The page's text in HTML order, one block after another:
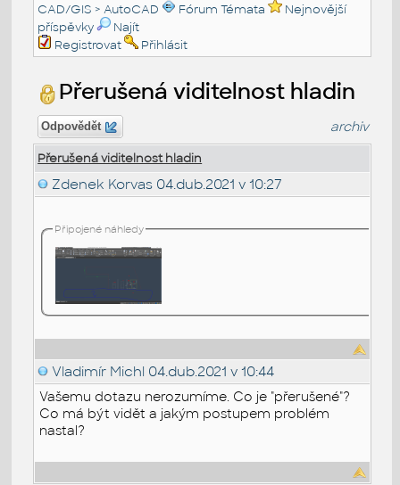
CAD/GIS >AutoCAD Fórum Témata
Nejnovější
příspěvky
Najít
Registrovat
Přihlásit
Přerušená viditelnost hladin
Odpovědět archiv
Přerušená viditelnost hladin
Zdenek Korvas 04.dub.2021 v 10:27
Připojené náhledy
Vladimír Michl 04.dub.2021 v 10:44
Vašemu dotazu nerozumíme. Co je "přerušené"?
Co má být vidět a jakým postupem problém
nastal?